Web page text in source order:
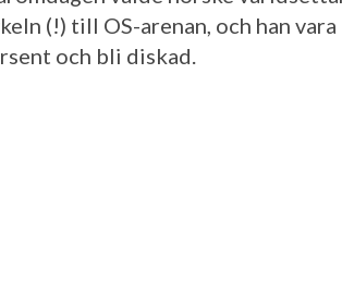
(!) till OS-arenan, och han
och bli diskad.